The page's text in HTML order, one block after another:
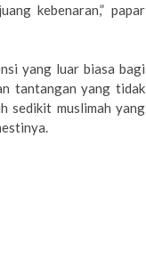
kebenaran,” papar
yang luar biasa bagi
tantangan yang tidak
sedikit muslimah yang